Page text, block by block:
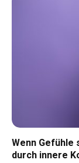
Wenn
durch innere